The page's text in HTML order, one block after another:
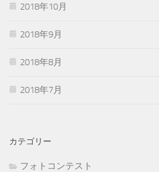
2018年10月
2018年9月
2018年8月
2018年7月
カテゴリー
フォトコンテスト